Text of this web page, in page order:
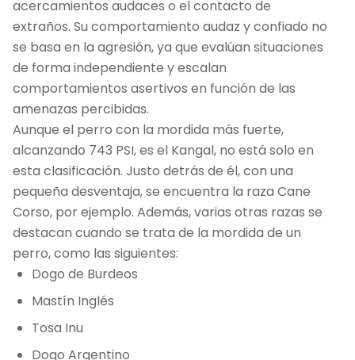
acercamientos audaces o el contacto de
extraños. Su comportamiento audaz y confiado no
se basa en la agresión, ya que evalúan situaciones
de forma independiente y escalan
comportamientos asertivos en función de las
amenazas percibidas.
Aunque el perro con la mordida más fuerte,
alcanzando 743 PSI, es el Kangal, no está solo en
esta clasificación. Justo detrás de él, con una
pequeña desventaja, se encuentra la raza Cane
Corso, por ejemplo. Además, varias otras razas se
destacan cuando se trata de la mordida de un
perro, como las siguientes:
Dogo de Burdeos
Mastín Inglés
Tosa Inu
Dogo Argentino